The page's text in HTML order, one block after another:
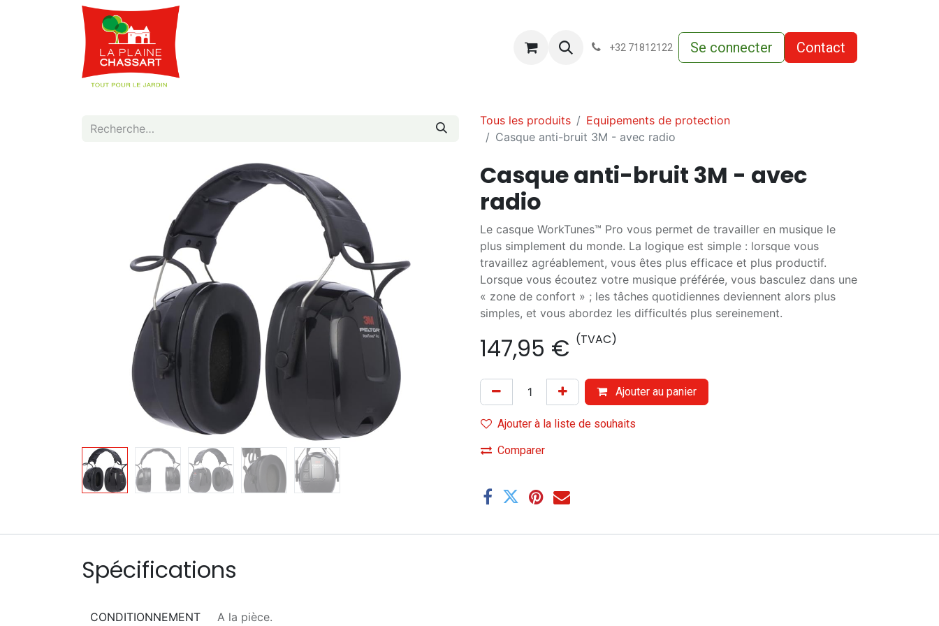
Conditions-generales-de-vente
+32 71812122 Se connecter Contact
Tous les produits
Equipements de protection
Casque anti-bruit 3M - avec radio
Casque anti-bruit 3M - avec
radio
Le casque WorkTunes™ Pro vous permet de travailler en musique le
plus simplement du monde. La logique est simple : lorsque vous
travaillez agréablement, vous êtes plus efficace et plus productif.
Lorsque vous écoutez votre musique préférée, vous basculez dans une
« zone de confort » ; les tâches quotidiennes deviennent alors plus
simples, et vous abordez les difficultés plus sereinement.
147,95 € (TVAC)
Ajouter au panier
Ajouter à la liste de souhaits
Comparer
Spécifications
CONDITIONNEMENT A la pièce.